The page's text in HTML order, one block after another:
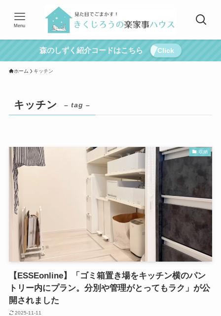
Menu
森のしずく紹介コードはこちら Click
ホーム キッチン
キッチン – tag –
収納
【ESSEonline】「ゴミ箱置き場をキッチン横のパン
トリー内にプラン。分別や管理がとってもラク」が公
開されました
2025-11-11